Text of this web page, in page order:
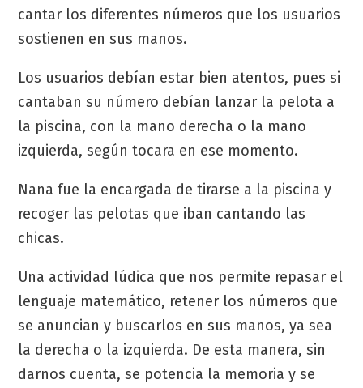
cantar los diferentes números que los usuarios
sostienen en sus manos.
Los usuarios debían estar bien atentos, pues si
cantaban su número debían lanzar la pelota a
la piscina, con la mano derecha o la mano
izquierda, según tocara en ese momento.
Nana fue la encargada de tirarse a la piscina y
recoger las pelotas que iban cantando las
chicas.
Una actividad lúdica que nos permite repasar el
lenguaje matemático, retener los números que
se anuncian y buscarlos en sus manos, ya sea
la derecha o la izquierda. De esta manera, sin
darnos cuenta, se potencia la memoria y se